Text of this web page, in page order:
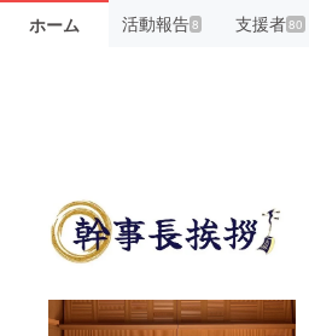
ホーム 活動報告8 支援者80